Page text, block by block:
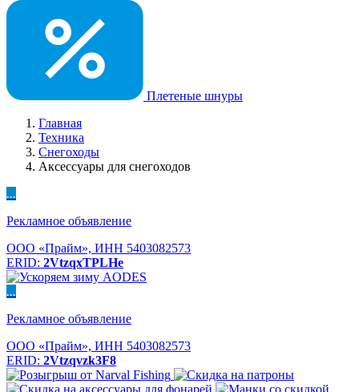
Плетеные шнуры
Главная
Техника
Снегоходы
Аксессуары для снегоходов
...
Рекламное объявление
ООО «Прайм», ИНН 5403082573
ERID: 2VtzqxTPLHe
...
Рекламное объявление
ООО «Прайм», ИНН 5403082573
ERID: 2Vtzqvzk3F8